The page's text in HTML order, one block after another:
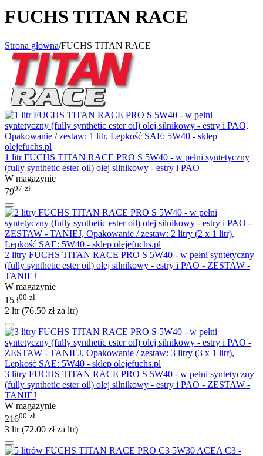
FUCHS TITAN RACE
Strona główna/FUCHS TITAN RACE
1 litr FUCHS TITAN RACE PRO S 5W40 - w pełni syntetyczny
(fully synthetic ester oil) olej silnikowy - estry i PAO
W magazynie
7997 zł
2 litry FUCHS TITAN RACE PRO S 5W40 - w pełni syntetyczny
(fully synthetic ester oil) olej silnikowy - estry i PAO - ZESTAW -
TANIEJ
W magazynie
15300 zł
2 ltr (76.50 złza ltr)
3 litry FUCHS TITAN RACE PRO S 5W40 - w pełni syntetyczny
(fully synthetic ester oil) olej silnikowy - estry i PAO - ZESTAW -
TANIEJ
W magazynie
21600 zł
3 ltr (72.00 złza ltr)